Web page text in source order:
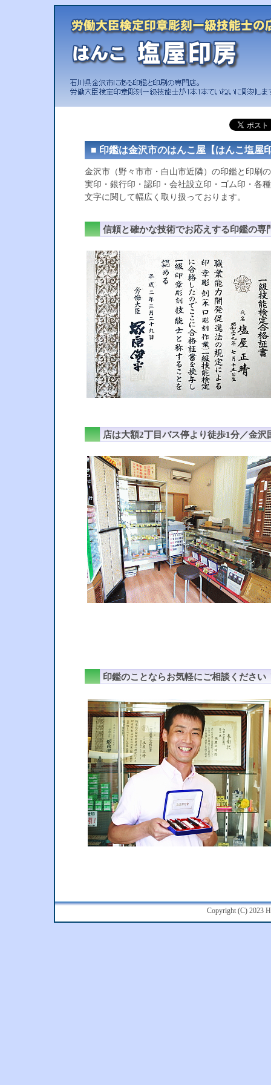
■ 印鑑は金沢市のはんこ屋【はんこ塩屋
金沢市（野々市市・白山市近隣）の印鑑と印刷
実印・銀行印・認印・会社設立印・ゴム印・各
文字に関して幅広く取り扱っております。
信頼と確かな技術でお応えする印鑑の専
店は大額2丁目バス停より徒歩1分／金
印鑑のことならお気軽にご相談くださ
Copyright (C) 2023